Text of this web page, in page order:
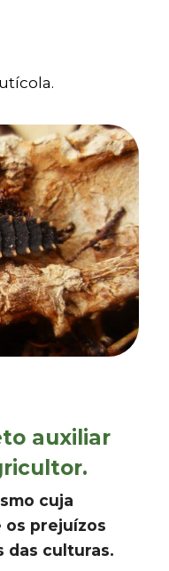
auxiliar
cuja
os prejuízos
das culturas.